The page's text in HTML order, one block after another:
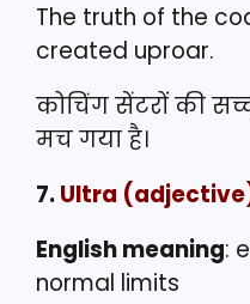
The truth of the
created uproar.
कोचिंग सेंटरों की
मच गया है।
7.Ultra
English meaning:
normal limits